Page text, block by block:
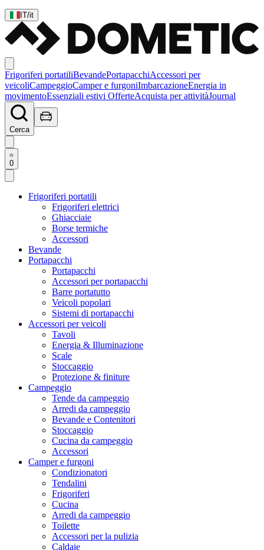
IT/it
Frigoriferi portatiliBevandePortapacchiAccessori per
veicoliCampeggioCamper e furgoniImbarcazioneEnergia in
movimentoEssenziali estivi OfferteAcquista per attivitàJournal
Cerca
0
Frigoriferi portatili
Frigoriferi elettrici
Ghiacciaie
Borse termiche
Accessori
Bevande
Portapacchi
Portapacchi
Accessori per portapacchi
Barre portatutto
Veicoli popolari
Sistemi di portapacchi
Accessori per veicoli
Tavoli
Energia & Illuminazione
Scale
Stoccaggio
Protezione & finiture
Campeggio
Tende da campeggio
Arredi da campeggio
Bevande e Contenitori
Stoccaggio
Cucina da campeggio
Accessori
Camper e furgoni
Condizionatori
Tendalini
Frigoriferi
Cucina
Arredi da campeggio
Toilette
Accessori per la pulizia
Caldaie